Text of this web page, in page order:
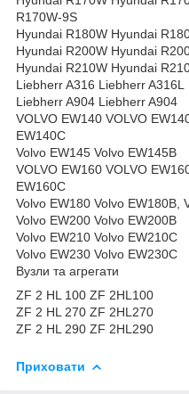
R170W-9S
Hyundai R180W Hyundai
Hyundai R200W Hyundai
Hyundai R210W Hyundai
Liebherr A316 Liebherr A316L
Liebherr A904 Liebherr A904
VOLVO EW140 VOLVO
EW140C
Volvo EW145 Volvo EW145B
VOLVO EW160 VOLVO
EW160C
Volvo EW180 Volvo EW180B,
Volvo EW200 Volvo EW200B
Volvo EW210 Volvo EW210C
Volvo EW230 Volvo EW230C
Вузли та агрегати
ZF 2 HL 100 ZF 2HL100
ZF 2 HL 270 ZF 2HL270
ZF 2 HL 290 ZF 2HL290
Приховати